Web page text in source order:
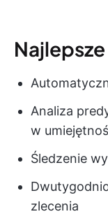
Analiza
w
Śledzenie
zlecenia